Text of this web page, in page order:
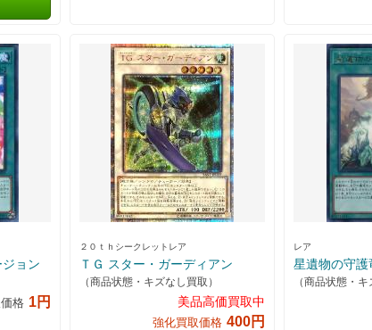
ジョン
格 1円
２０ｔｈシークレットレア
ＴＧ スター・ガーディアン
（商品状態・キズなし買取）
美品高価買取中
強化買取価格 400円
レア
星遺物の守護
（商品状態・